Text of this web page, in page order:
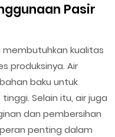
Pasir
kualitas
produksinya. Air
baku untuk
Selain itu, air juga
dan pembersihan
penting dalam